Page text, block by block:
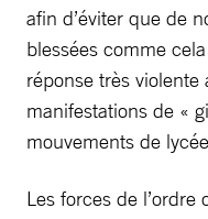
afin d’éviter que de
blessées comme
réponse très violente
manifestations de «
mouvements de
Les forces de